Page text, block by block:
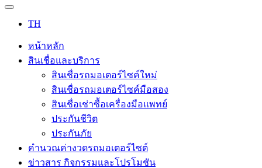
TH
หน้าหลัก
สินเชื่อและบริการ
สินเชื่อรถมอเตอร์ไซค์ใหม่
สินเชื่อรถมอเตอร์ไซค์มือสอง
สินเชื่อเช่าซื้อเครื่องมือแพทย์
ประกันชีวิต
ประกันภัย
คำนวณค่างวดรถมอเตอร์ไซต์
ข่าวสาร กิจกรรมและโปรโมชัน